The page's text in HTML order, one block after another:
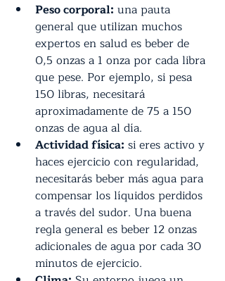
Peso corporal: una pauta
general que utilizan muchos
expertos en salud es beber de
0,5 onzas a 1 onza por cada libra
que pese. Por ejemplo, si pesa
150 libras, necesitará
aproximadamente de 75 a 150
onzas de agua al día.
Actividad física: si eres activo y
haces ejercicio con regularidad,
necesitarás beber más agua para
compensar los líquidos perdidos
a través del sudor. Una buena
regla general es beber 12 onzas
adicionales de agua por cada 30
minutos de ejercicio.